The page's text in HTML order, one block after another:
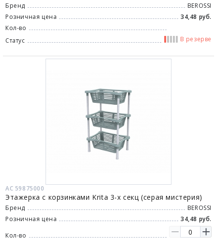
Бренд
BEROSSI
Розничная цена
34,48 руб.
Кол-во
Статус
В резерве
АС 59875000
Этажерка с корзинками Krita 3-х секц (серая мистерия)
Бренд
BEROSSI
Розничная цена
34,48 руб.
Кол-во